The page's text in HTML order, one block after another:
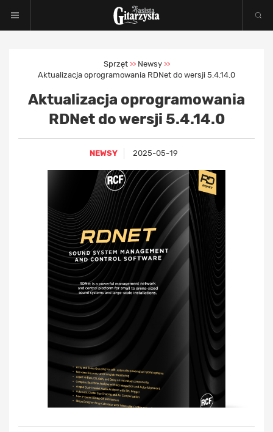
Sprzęt >> Newsy >>
Aktualizacja oprogramowania RDNet do wersji 5.4.14.0
Aktualizacja oprogramowania
RDNet do wersji 5.4.14.0
NEWSY 2025-05-19